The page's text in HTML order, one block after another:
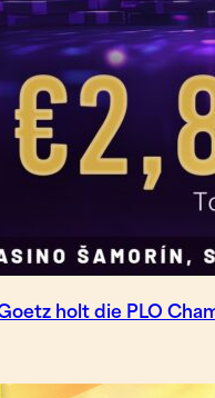
holt die PLO